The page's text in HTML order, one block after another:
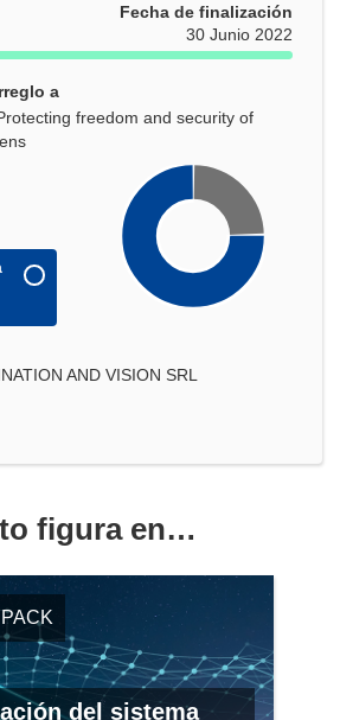
Fecha de finalización
30 Junio 2022
a
freedom and security of
AND VISION SRL
figura en…
del sistema